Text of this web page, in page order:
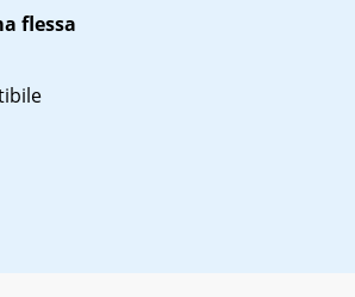
flessa